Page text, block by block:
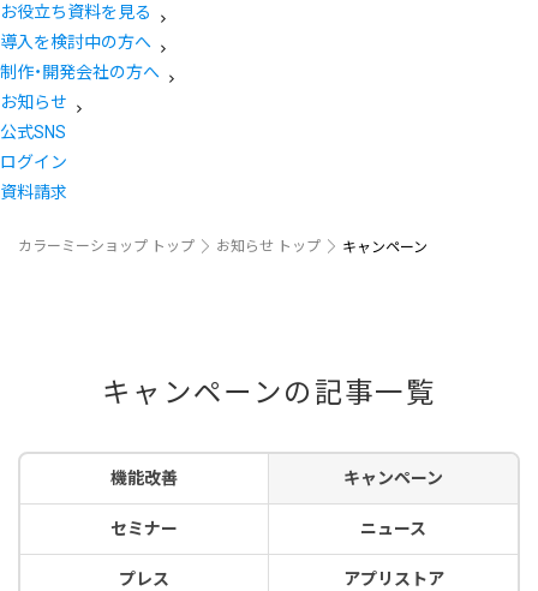
お役立ち資料を見る
導入を検討中の方へ
制作・開発会社の方へ
お知らせ
公式SNS
ログイン
資料請求
カラーミーショップ トップ お知らせ トップ キャンペーン
キャンペーンの記事一覧
機能改善 キャンペーン
セミナー ニュース
プレス アプリストア